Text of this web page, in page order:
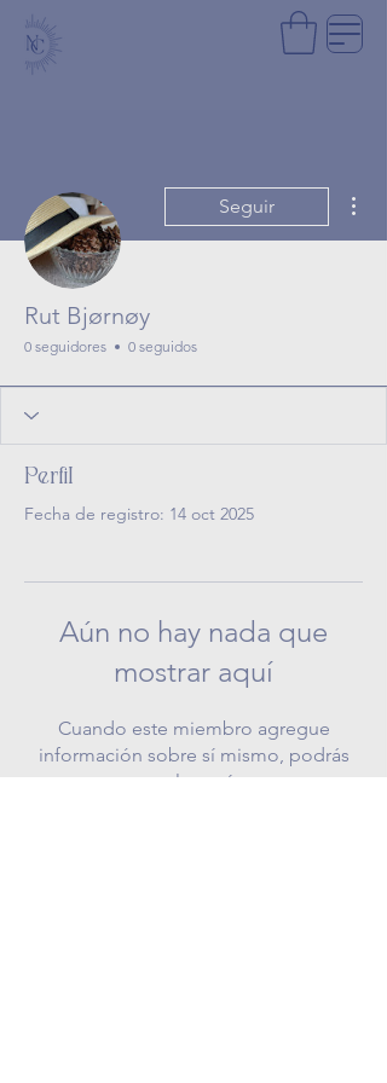
Seguir
Rut Bjørnøy
0 seguidores 0 seguidos
Perfil
Fecha de registro: 14 oct 2025
Aún no hay nada que
mostrar aquí
Cuando este miembro agregue
información sobre sí mismo, podrás
verla aquí.